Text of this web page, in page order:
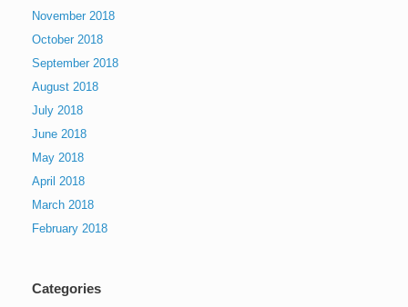
November 2018
October 2018
September 2018
August 2018
July 2018
June 2018
May 2018
April 2018
March 2018
February 2018
Categories